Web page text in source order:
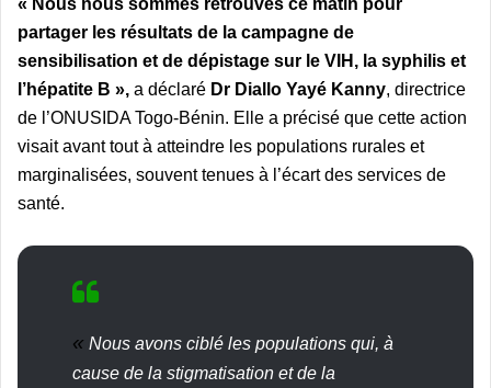
« Nous nous sommes retrouvés ce matin pour
partager les résultats de la campagne de
sensibilisation et de dépistage sur le VIH, la syphilis et
l’hépatite B », a déclaré Dr Diallo Yayé Kanny, directrice
de l’ONUSIDA Togo-Bénin. Elle a précisé que cette action
visait avant tout à atteindre les populations rurales et
marginalisées, souvent tenues à l’écart des services de
santé.
« Nous avons ciblé les populations qui, à
cause de la stigmatisation et de la